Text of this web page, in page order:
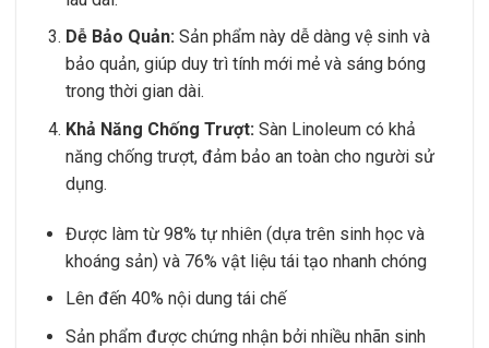
Dễ Bảo Quản:Sản phẩm này dễ dàng vệ sinh và
bảo quản, giúp duy trì tính mới mẻ và sáng bóng
trong thời gian dài.
Khả Năng Chống Trượt:Sàn Linoleum có khả
năng chống trượt, đảm bảo an toàn cho người sử
dụng.
Được làm từ 98% tự nhiên (dựa trên sinh học và
khoáng sản) và 76% vật liệu tái tạo nhanh chóng
Lên đến 40% nội dung tái chế
Sản phẩm được chứng nhận bởi nhiều nhãn sinh